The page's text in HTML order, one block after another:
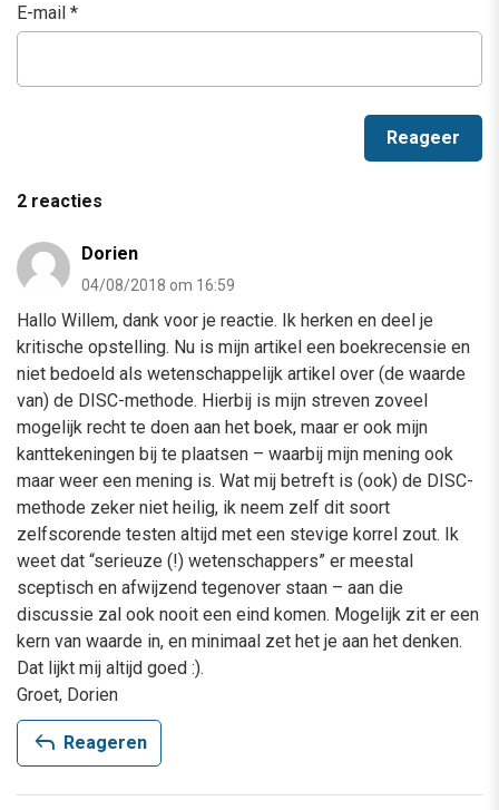
E-mail *
2 reacties
Dorien
04/08/2018 om 16:59
Hallo Willem, dank voor je reactie. Ik herken en deel je
kritische opstelling. Nu is mijn artikel een boekrecensie en
niet bedoeld als wetenschappelijk artikel over (de waarde
van) de DISC-methode. Hierbij is mijn streven zoveel
mogelijk recht te doen aan het boek, maar er ook mijn
kanttekeningen bij te plaatsen – waarbij mijn mening ook
maar weer een mening is. Wat mij betreft is (ook) de DISC-
methode zeker niet heilig, ik neem zelf dit soort
zelfscorende testen altijd met een stevige korrel zout. Ik
weet dat “serieuze (!) wetenschappers” er meestal
sceptisch en afwijzend tegenover staan – aan die
discussie zal ook nooit een eind komen. Mogelijk zit er een
kern van waarde in, en minimaal zet het je aan het denken.
Dat lijkt mij altijd goed :).
Groet, Dorien
reply Reageren